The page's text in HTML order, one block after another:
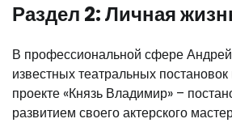
Раздел 2: Личная
В профессиональной сфере Андрей
известных театральных
проекте «Князь Владимир» –
развитием своего актерского